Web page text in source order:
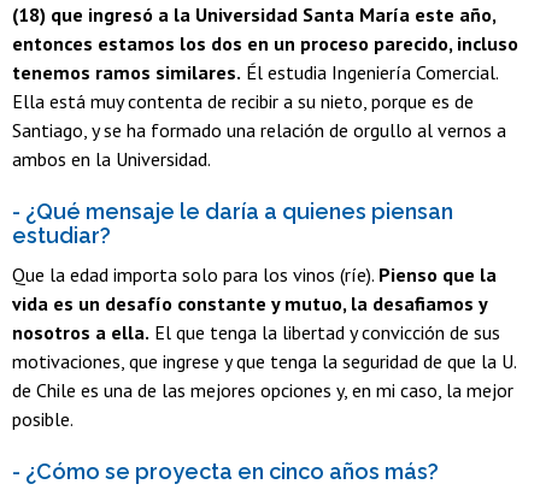
(18) que ingresó a la Universidad Santa María este año,
entonces estamos los dos en un proceso parecido, incluso
tenemos ramos similares. Él estudia Ingeniería Comercial.
Ella está muy contenta de recibir a su nieto, porque es de
Santiago, y se ha formado una relación de orgullo al vernos a
ambos en la Universidad.
- ¿Qué mensaje le daría a quienes piensan
estudiar?
Que la edad importa solo para los vinos (ríe). Pienso que la
vida es un desafío constante y mutuo, la desafiamos y
nosotros a ella. El que tenga la libertad y convicción de sus
motivaciones, que ingrese y que tenga la seguridad de que la U.
de Chile es una de las mejores opciones y, en mi caso, la mejor
posible.
- ¿Cómo se proyecta en cinco años más?